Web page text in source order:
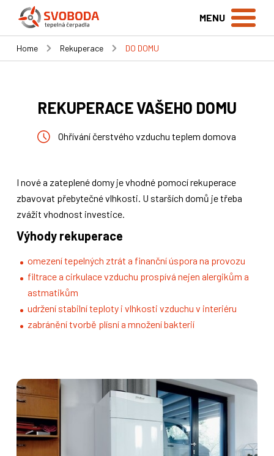
MENU
Home Rekuperace DO DOMU
REKUPERACE VAŠEHO DOMU
Ohřívání čerstvého vzduchu teplem domova
I nové a zateplené domy je vhodné pomocí rekuperace
zbavovat přebytečné vlhkosti. U starších domů je třeba
zvážit vhodnost investice.
Výhody rekuperace
omezení tepelných ztrát a finanční úspora na provozu
filtrace a cirkulace vzduchu prospívá nejen alergikům a
astmatikům
udržení stabilní teploty i vlhkosti vzduchu v interiéru
zabránění tvorbě plísní a množení bakterií